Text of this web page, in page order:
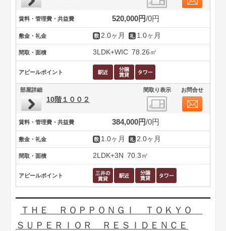
賃料・管理費・共益費 520,000円 0円
敷金・礼金 2.0ヶ月 1.0ヶ月
間取・面積 3LDK+WIC 78.26㎡
アピールポイント
部屋詳細 間取り表示 お問合せ
10階１００２
賃料・管理費・共益費 384,000円 0円
敷金・礼金 1.0ヶ月 2.0ヶ月
間取・面積 2LDK+3N 70.3㎡
アピールポイント
ＴＨＥ ＲＯＰＰＯＮＧＩ ＴＯＫＹＯ
ＳＵＰＥＲＩＯＲ ＲＥＳＩＤＥＮＣＥ